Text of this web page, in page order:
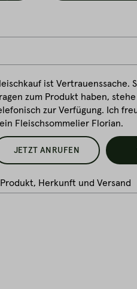
ist Vertrauenssache.
zum Produkt haben,
zur Verfügung. Ich
Fleischsommelier Florian.
JETZT ANRUFEN
Herkunft und Versand